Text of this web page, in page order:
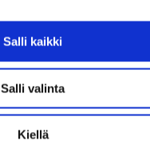
Salli kaikki
Salli valinta
Kiellä